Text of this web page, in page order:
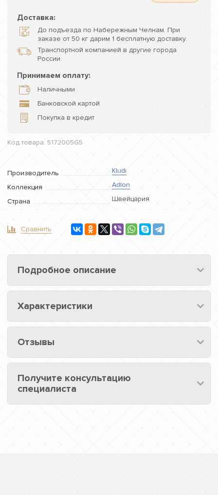
Доставка:
До подъезда по Набережным Челнам. При
заказе от 50 кг дарим 1 бесплатную доставку.
Транспортной компанией в другие города
России.
Принимаем оплату:
Наличными
Банковской картой
Покупка в кредит
Код товара: 5172005G5
Производитель
Kludi
Коллекция
Adlon
Страна
Швейцария
Сравнить
Подробное описание
Характеристики
Отзывы
Получите консультацию
специалиста